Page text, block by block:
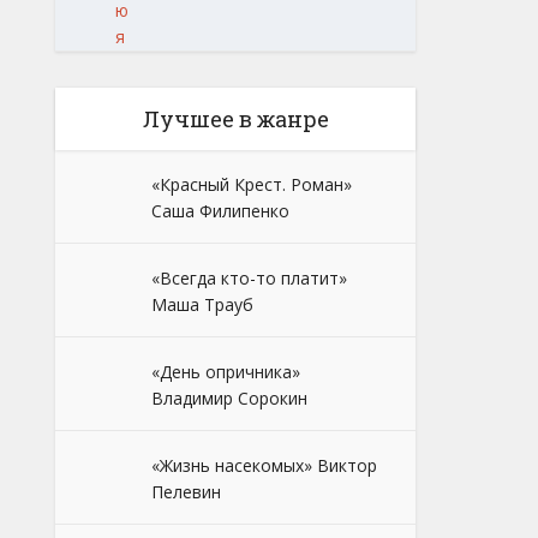
ю
я
Лучшее в жанре
«Красный Крест. Роман»
Саша Филипенко
«Всегда кто-то платит»
Маша Трауб
«День опричника»
Владимир Сорокин
«Жизнь насекомых» Виктор
Пелевин